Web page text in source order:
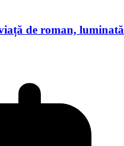
de roman, luminată